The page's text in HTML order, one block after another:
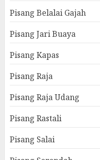
Pisang Belalai Gajah
Pisang Jari Buaya
Pisang Kapas
Pisang Raja
Pisang Raja Udang
Pisang Rastali
Pisang Salai